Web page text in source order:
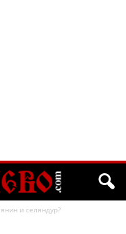
и селяндур?